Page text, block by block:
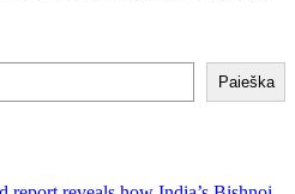
Paieška